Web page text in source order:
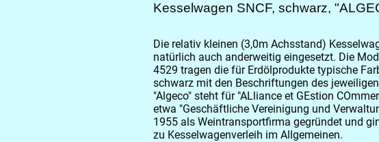
Kesselwagen SNCF, schwarz,
Die relativ kleinen (3,0m Achsstand)
natürlich auch anderweitig eingesetzt. Die
4529 tragen die für Erdölprodukte typische
schwarz mit den Beschriftungen des
"Algeco" steht für "ALliance et GEstion
etwa "Geschäftliche Vereinigung und
1955 als Weintransportfirma gegründet und
zu Kesselwagenverleih im Allgemeinen.